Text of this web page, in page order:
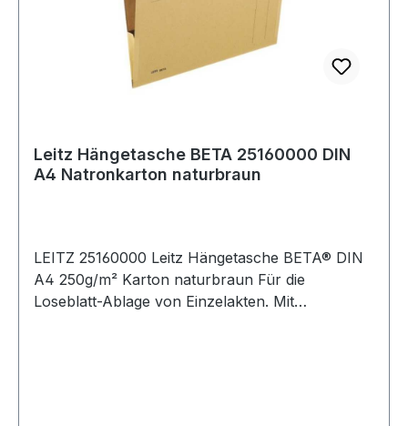
Leitz Hängetasche BETA 25160000 DIN
A4 Natronkarton naturbraun
LEITZ 25160000 Leitz Hängetasche BETA® DIN
A4 250g/m² Karton naturbraun Für die
Loseblatt-Ablage von Einzelakten. Mit